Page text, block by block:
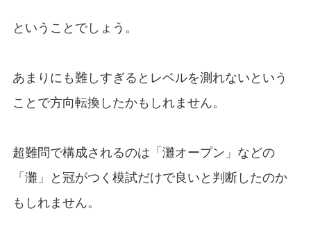
ということでしょう。
あまりにも難しすぎるとレベルを測れないという
ことで方向転換したかもしれません。
超難問で構成されるのは「灘オープン」などの
「灘」と冠がつく模試だけで良いと判断したのか
もしれません。